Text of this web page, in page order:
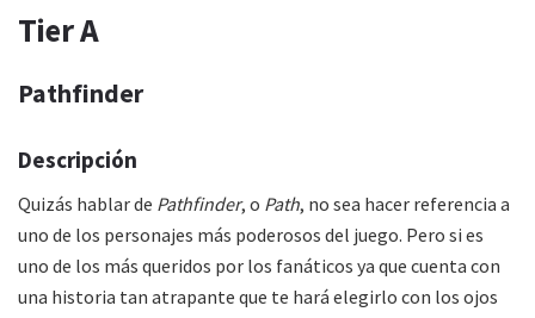
Tier A
Pathfinder
Descripción
Quizás hablar de Pathfinder, o Path, no sea hacer referencia a
uno de los personajes más poderosos del juego. Pero si es
uno de los más queridos por los fanáticos ya que cuenta con
una historia tan atrapante que te hará elegirlo con los ojos